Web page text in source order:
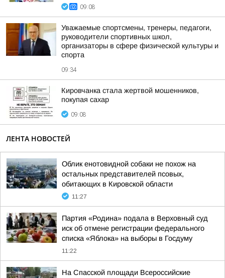
09:08
Уважаемые спортсмены, тренеры, педагоги,
руководители спортивных школ,
организаторы в сфере физической культуры и
спорта
09:34
Кировчанка стала жертвой мошенников,
покупая сахар
09:08
ЛЕНТА НОВОСТЕЙ
Облик енотовидной собаки не похож на
остальных представителей псовых,
обитающих в Кировской области
11:27
Партия «Родина» подала в Верховный суд
иск об отмене регистрации федерального
списка «Яблока» на выборы в Госдуму
11:22
На Спасской площади Всероссийские